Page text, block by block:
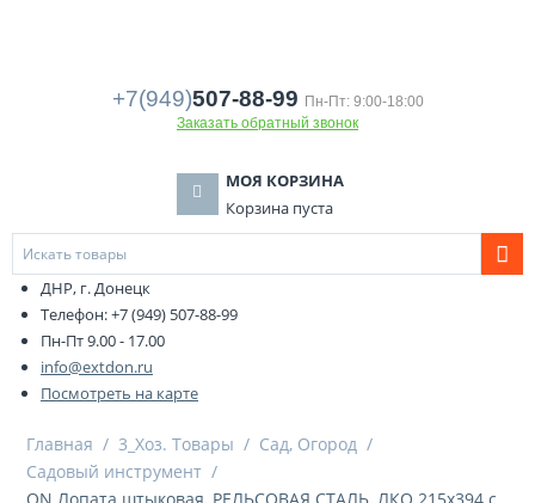
+7(949)507-88-99 Пн-Пт: 9:00-18:00
Заказать обратный звонок
МОЯ КОРЗИНА
Корзина пуста
ДНР, г. Донецк
Телефон: +7 (949) 507-88-99
Пн-Пт 9.00 - 17.00
info@extdon.ru
Посмотреть на карте
Главная / 3_Хоз. Товары / Сад, Огород /
Садовый инструмент /
ON Лопата штыковая, РЕЛЬСОВАЯ СТАЛЬ, ЛКО 215х394 с